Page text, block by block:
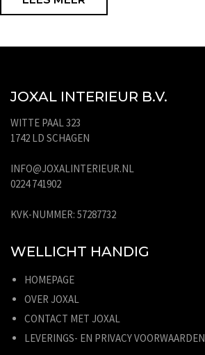
JOXAL INTERIEUR B.V.
WITTE PAAL 323
1742 LD SCHAGEN
INFO@JOXALINTERIEUR.NL
0224 741902
KVK-NUMMER: 57287732
WELLICHT HANDIG
HOMEPAGE
OVER JOXAL
CONTACT MET JOXAL
LEVERINGS- EN PRIVACY VOORWAARDEN